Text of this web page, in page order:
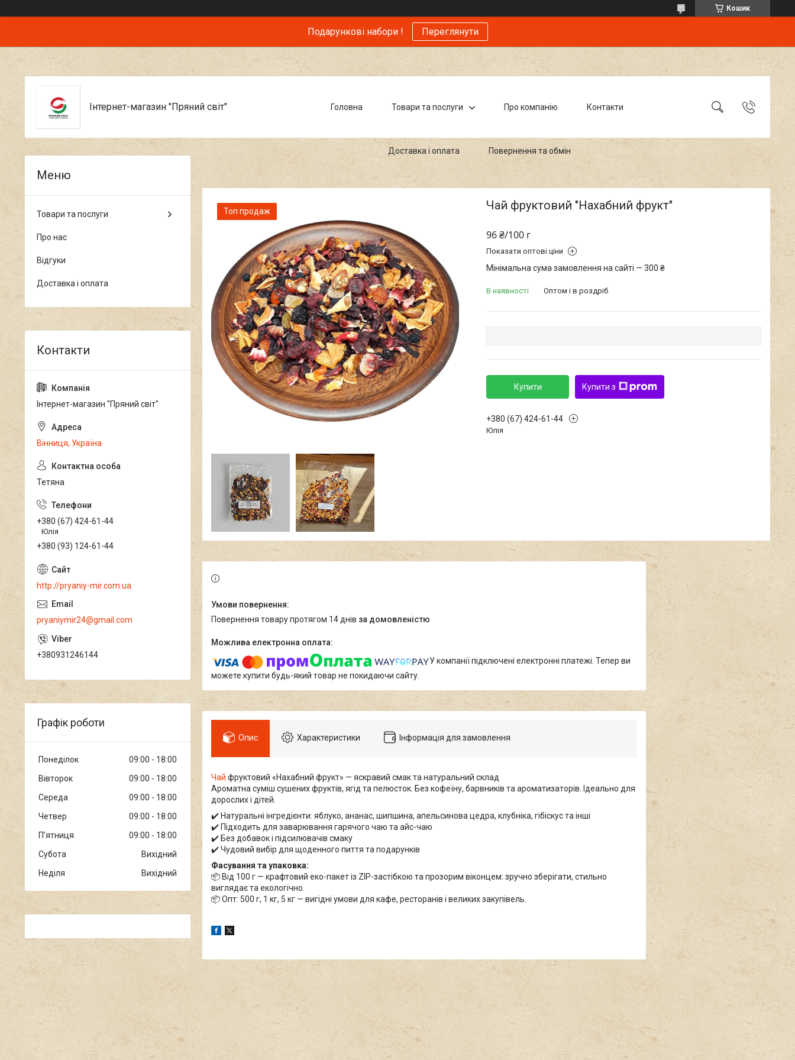
Кошик
Подарункові набори ! Переглянути
Інтернет-магазин "Пряний світ" Головна Товари та послуги Про компанію Контакти
Доставка і оплата Повернення та обмін
Топ продаж Чай фруктовий "Нахабний фрукт"
96 ₴/100 г
Показати оптові ціни
Мінімальна сума замовлення на сайті — 300 ₴
В наявності Оптом і в роздріб
Купити Купити з
+380 (67) 424-61-44
Юлія
повернення товару протягом 14 днів за домовленістю
У компанії підключені електронні платежі. Тепер ви
можете купити будь-який товар не покидаючи сайту.
Опис Характеристики Інформація для замовлення
Чай фруктовий «Нахабний фрукт» — яскравий смак та натуральний склад
Ароматна суміш сушених фруктів, ягід та пелюсток. Без кофеїну, барвників та ароматизаторів. Ідеально для
дорослих і дітей.
✔️ Натуральні інгредієнти: яблуко, ананас, шипшина, апельсинова цедра, клубніка, гібіскус та інші
✔️ Підходить для заварювання гарячого чаю та айс-чаю
✔️ Без добавок і підсилювачів смаку
✔️ Чудовий вибір для щоденного пиття та подарунків
Фасування та упаковка:
📦 Від 100 г — крафтовий еко-пакет із ZIP-застібкою та прозорим віконцем: зручно зберігати, стильно
виглядає та екологічно.
📦 Опт: 500 г, 1 кг, 5 кг — вигідні умови для кафе, ресторанів і великих закупівель.
Товари та послуги
Про нас
Відгуки
Доставка і оплата
Інтернет-магазин "Пряний світ"
Вінниця, Україна
Тетяна
+380 (67) 424-61-44
Юлія
+380 (93) 124-61-44
http://pryaniy-mir.com.ua
pryaniymir24@gmail.com
+380931246144
Графік роботи
Понеділок 09:00
18:00
Вівторок
09:00
18:00
Середа
09:00
18:00
Четвер
09:00
18:00
Пʼятниця
09:00
18:00
Субота
Вихідний
Неділя
Вихідний